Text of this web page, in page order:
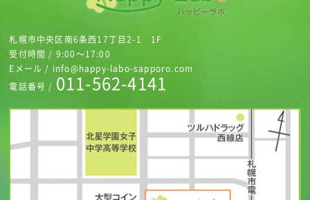
札幌市中央区南6条西17丁目2-1 1F
受付時間 / 9:00～17:00
Eメール / info@happy-labo-sapporo.com
電話番号 / 011-562-4141